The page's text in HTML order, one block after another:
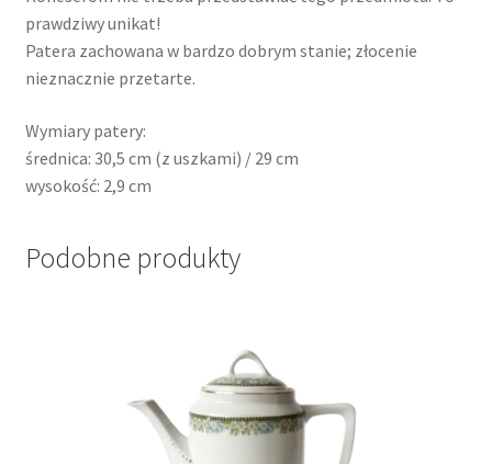
prawdziwy unikat!
Patera zachowana w bardzo dobrym stanie; złocenie
nieznacznie przetarte.
Wymiary patery:
średnica: 30,5 cm (z uszkami) / 29 cm
wysokość: 2,9 cm
Podobne produkty